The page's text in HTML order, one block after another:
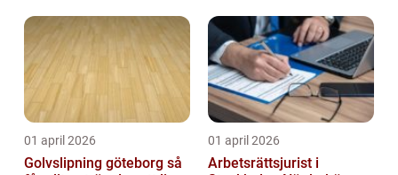
01 april 2026
Golvslipning göteborg så
01 april 2026
Arbetsrättsjurist i